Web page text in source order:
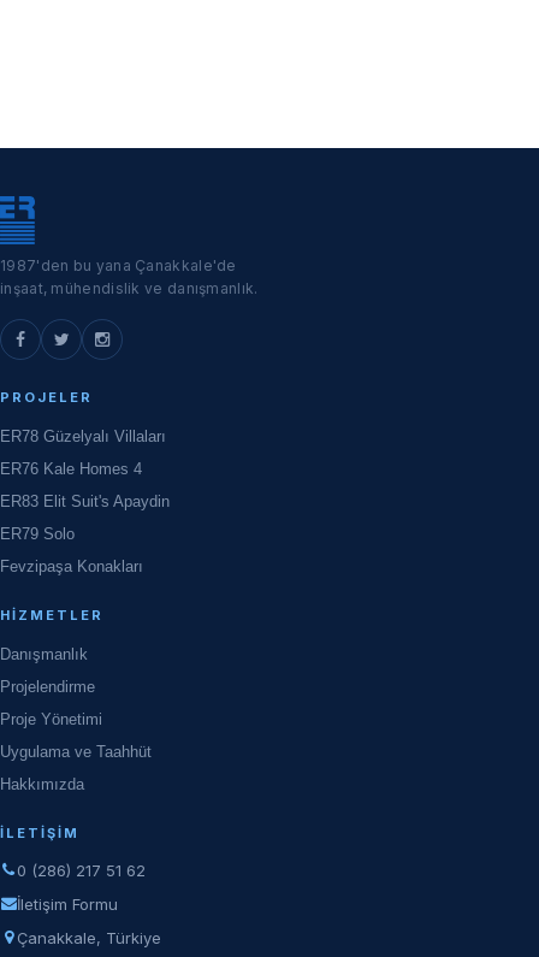
1987'den bu yana Çanakkale'de
inşaat, mühendislik ve danışmanlık.
PROJELER
ER78 Güzelyalı Villaları
ER76 Kale Homes 4
ER83 Elit Suit's Apaydin
ER79 Solo
Fevzipaşa Konakları
HIZMETLER
Danışmanlık
Projelendirme
Proje Yönetimi
Uygulama ve Taahhüt
Hakkımızda
İLETIŞIM
0 (286) 217 51 62
İletişim Formu
Çanakkale, Türkiye